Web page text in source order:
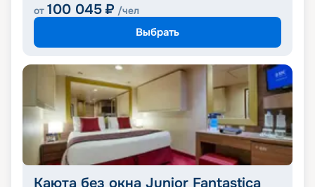
от 100 045 ₽ /чел
Выбрать
Каюта без окна Junior Fantastica